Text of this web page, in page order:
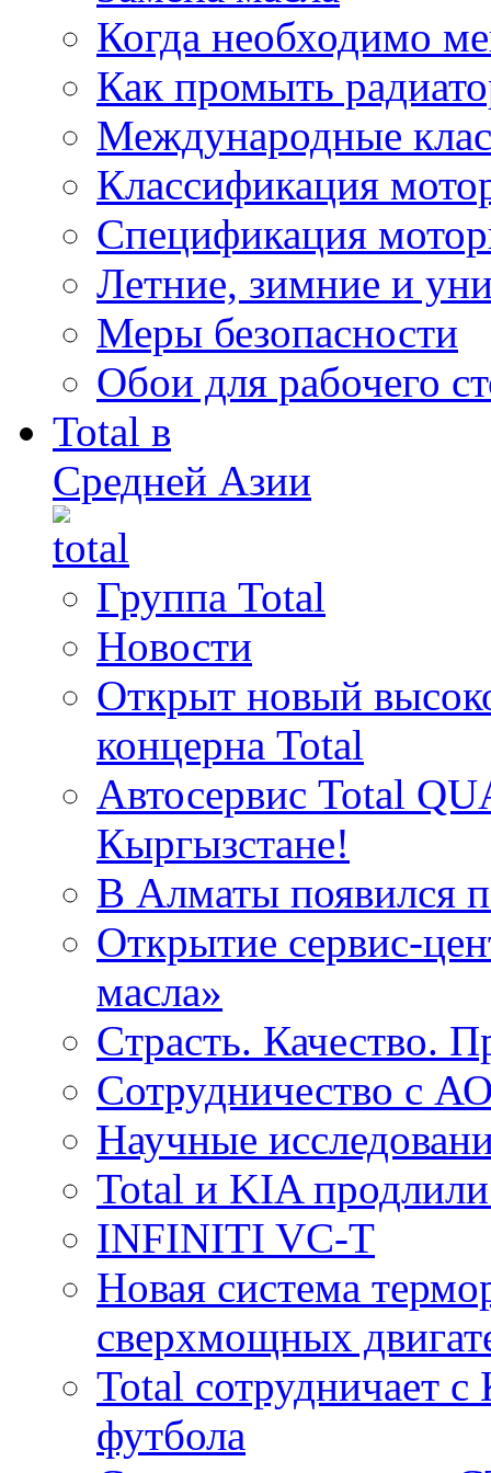
Когда необходимо
Как промыть
Международные
Классификация
Спецификация
Летние, зимние и
Меры безопасности
Обои для рабочего
Total в
Средней Азии
Группа Total
Новости
Открыт новый
концерна Total
Автосервис Total
Кыргызстане!
В Алматы появился
Открытие сервис-
масла»
Cтрасть. Качество.
Сотрудничество с
Научные
Total и KIA продлили
INFINITI VC-T
Новая система
сверхмощных
Total сотрудничает
футбола